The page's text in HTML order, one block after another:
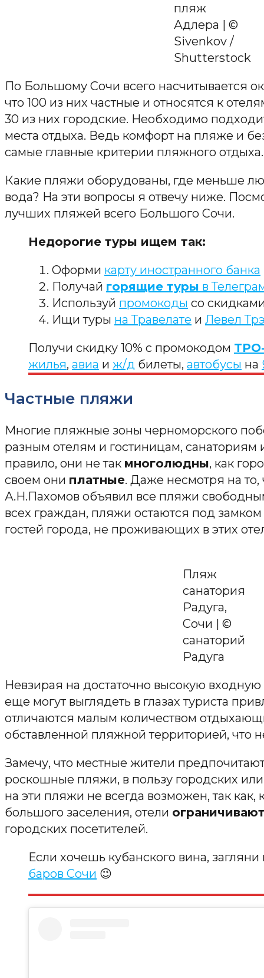
пляж
Адлера | ©
Sivenkov /
Shutterstock
По Большому Сочи всего насчитывается
что 100 из них частные и относятся к
30 из них городские. Необходимо
места отдыха. Ведь комфорт на пляже и
самые главные критерии пляжного отдыха.
Какие пляжи оборудованы, где меньше
вода? На эти вопросы я отвечу ниже.
лучших пляжей всего Большого Сочи.
Недорогие туры ищем так:
Оформи карту иностранного банка
Получай горящие туры в
Используй промокоды со
Ищи туры на Травелате и Левел
Получи скидку 10% с промокодом
жилья, авиа и ж/д билеты, автобусы на
Частные пляжи
Многие пляжные зоны черноморского
разным отелям и гостиницам, санаториям
правило, они не так многолюдны, как
своем они платные. Даже несмотря на
А.Н.Пахомов объявил все пляжи
всех граждан, пляжи остаются под
гостей города, не проживающих в этих
Пляж
санатория
Радуга,
Сочи | ©
санаторий
Радуга
Невзирая на достаточно высокую входную
еще могут выглядеть в глазах туриста
отличаются малым количеством
обставленной пляжной территорией, что
Замечу, что местные жители предпочитают
роскошные пляжи, в пользу городских
на эти пляжи не всегда возможен, так
большого заселения, отели
городских посетителей.
Если хочешь кубанского вина,
баров Сочи 😉